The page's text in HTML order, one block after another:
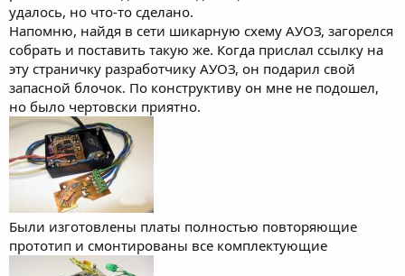
удалось, но что-то сделано.
Напомню, найдя в сети шикарную схему АУОЗ, загорелся
собрать и поставить такую же. Когда прислал ссылку на
эту страничку разработчику АУОЗ, он подарил свой
запасной блочок. По конструктиву он мне не подошел,
но было чертовски приятно.
Были изготовлены платы полностью повторяющие
прототип и смонтированы все комплектующие